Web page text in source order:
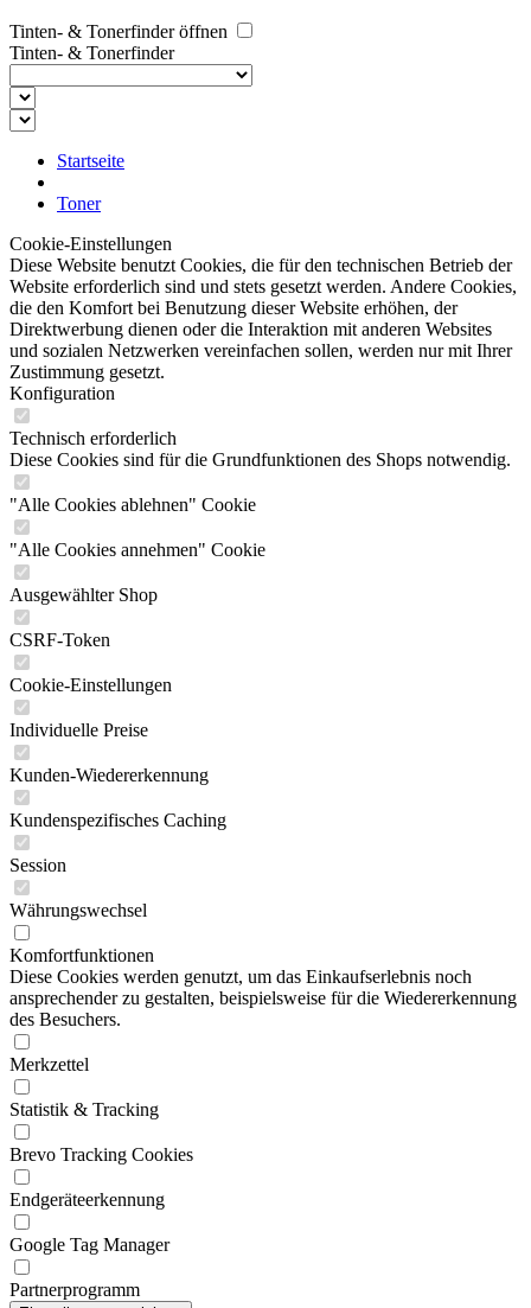
Tinten- & Tonerfinder öffnen
Tinten- & Tonerfinder
Startseite
Toner
Cookie-Einstellungen
Diese Website benutzt Cookies, die für den technischen Betrieb der
Website erforderlich sind und stets gesetzt werden. Andere Cookies,
die den Komfort bei Benutzung dieser Website erhöhen, der
Direktwerbung dienen oder die Interaktion mit anderen Websites
und sozialen Netzwerken vereinfachen sollen, werden nur mit Ihrer
Zustimmung gesetzt.
Konfiguration
Technisch erforderlich
Diese Cookies sind für die Grundfunktionen des Shops notwendig.
"Alle Cookies ablehnen" Cookie
"Alle Cookies annehmen" Cookie
Ausgewählter Shop
CSRF-Token
Cookie-Einstellungen
Individuelle Preise
Kunden-Wiedererkennung
Kundenspezifisches Caching
Session
Währungswechsel
Komfortfunktionen
Diese Cookies werden genutzt, um das Einkaufserlebnis noch
ansprechender zu gestalten, beispielsweise für die Wiedererkennung
des Besuchers.
Merkzettel
Statistik & Tracking
Brevo Tracking Cookies
Endgeräteerkennung
Google Tag Manager
Partnerprogramm